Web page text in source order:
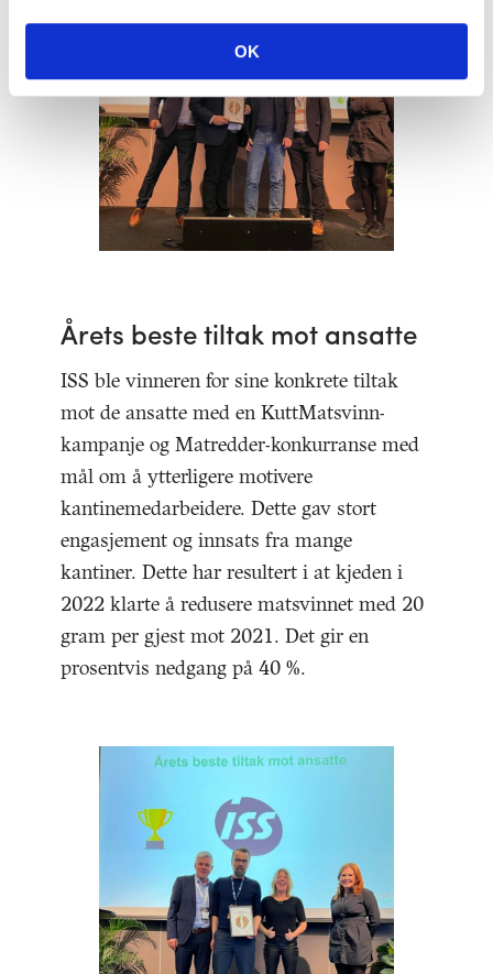
OK
Årets beste tiltak mot ansatte
ISS ble vinneren for sine konkrete tiltak
mot de ansatte med en KuttMatsvinn-
kampanje og Matredder-konkurranse med
mål om å ytterligere motivere
kantinemedarbeidere. Dette gav stort
engasjement og innsats fra mange
kantiner. Dette har resultert i at kjeden i
2022 klarte å redusere matsvinnet med 20
gram per gjest mot 2021. Det gir en
prosentvis nedgang på 40 %.